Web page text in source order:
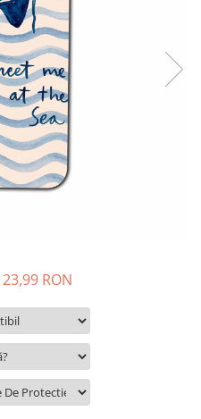
23,99 RON